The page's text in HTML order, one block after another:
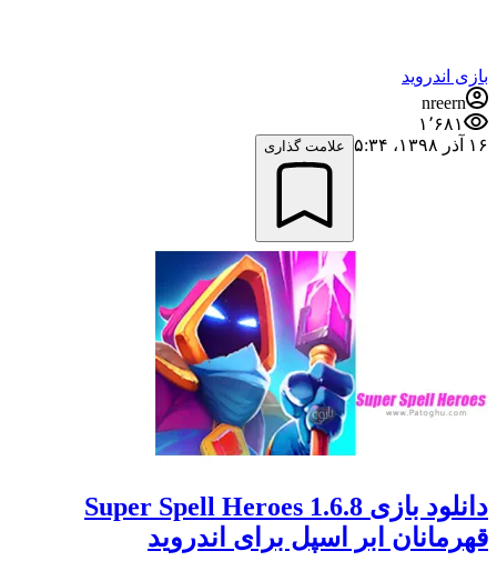
بازی اندروید
nreern
۱٬۶۸۱
۱۶ آذر ۱۳۹۸،‏ ۵:۳۴
علامت گذاری
دانلود بازی Super Spell Heroes 1.6.8
قهرمانان ابر اسپل برای اندروید